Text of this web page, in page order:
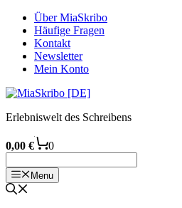
Zum
Inhalt
springen
Über MiaSkribo
Häufige Fragen
Kontakt
Newsletter
Mein Konto
Erlebniswelt des Schreibens
0,00 € 0
Menu